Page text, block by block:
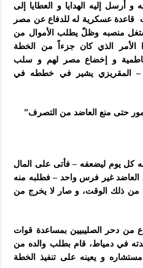
أرسل إليه الهدايا و العطايا إلى
قاعدة عسكرية له للدفاع عن مصر
منصبه وظلّ يطلب الأموال من
الأمر الذي كان جزءاً من الخطة
و إخضاع مصر لهم و سلب
– المقريزي يشير في خططه في
حتى منع العاضد من التصرف”
كل يوم ليضعفه – فأتى على المال
العاضد غير فرس واحد – فطلبه منه
من ذلك الوقت، و صار لا يخرج من
من دحر الصليبيين بمساعدة قوات
في دمياط، قام بطلب والده من
و يعينه على تنفيذ الخطة